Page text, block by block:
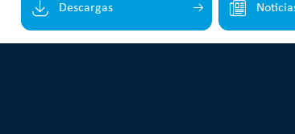
Descargas